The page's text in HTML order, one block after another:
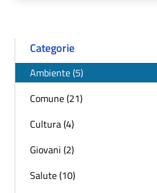
Categorie
Ambiente (5)
Comune (21)
Cultura (4)
Giovani (2)
Salute (10)